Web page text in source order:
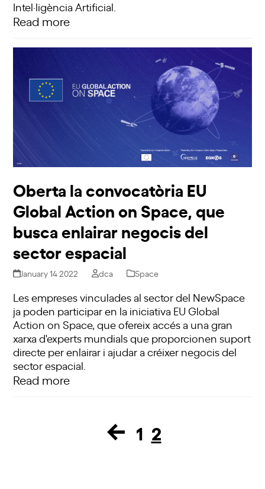
Intel·ligència Artificial.
Read more
Oberta la convocatòria EU
Global Action on Space, que
busca enlairar negocis del
sector espacial
January 14 2022 dca Space
Les empreses vinculades al sector del NewSpace
ja poden participar en la iniciativa EU Global
Action on Space, que ofereix accés a una gran
xarxa d'experts mundials que proporcionen suport
directe per enlairar i ajudar a créixer negocis del
sector espacial.
Read more
Page
1 Page
2